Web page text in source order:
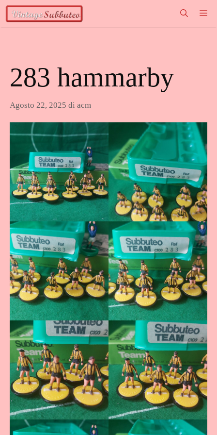
Vai
283 hammarby
Agosto 22, 2025 di acm